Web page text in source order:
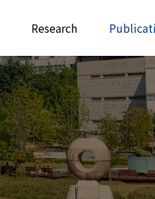
Research